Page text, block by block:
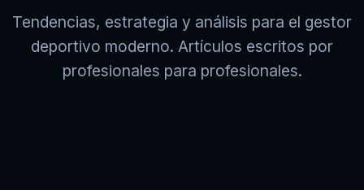
Tendencias, estrategia y análisis para el gestor
deportivo moderno. Artículos escritos por
profesionales para profesionales.